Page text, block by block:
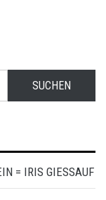
= IRIS GIESSAUF